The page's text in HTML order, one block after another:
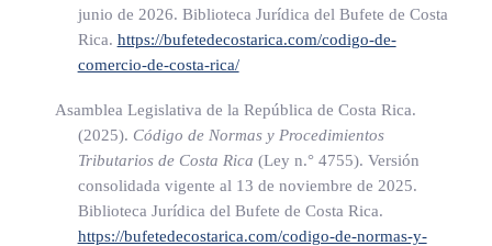
b) Una o varias empresas asociadas con la primera empresa
llevan a cabo servicios al mismo cliente o actividades en
el mismo lugar donde se prestan servicios, o se realizan
obras o proyectos de construcción o de instalación (en
relación con el mismo proyecto o con un proyecto
conexo), durante periodos de tiempo adicionales,
Esos periodos adicionales se sumarán al periodo en el cual la
primera empresa prestó servicios o llevó a cabo actividades
junio de 2026. Biblioteca Jurídica del Bufete de Costa
Rica. https://bufetedecostarica.com/codigo-de-
comercio-de-costa-rica/
Asamblea Legislativa de la República de Costa Rica.
(2025). Código de Normas y Procedimientos
Tributarios de Costa Rica (Ley n.° 4755). Versión
consolidada vigente al 13 de noviembre de 2025.
Biblioteca Jurídica del Bufete de Costa Rica.
https://bufetedecostarica.com/codigo-de-normas-y-